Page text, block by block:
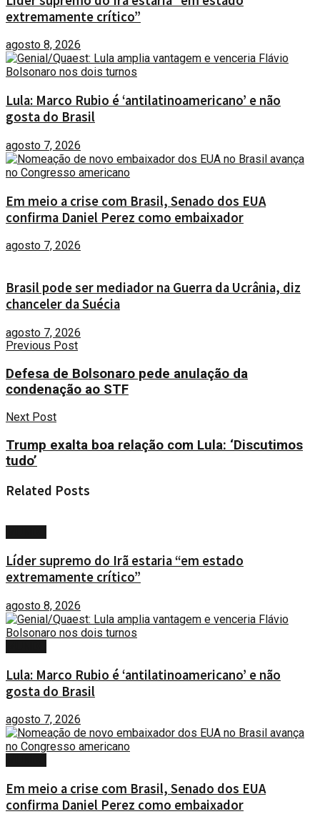
extremamente crítico”
agosto 8, 2026
Lula: Marco Rubio é ‘antilatinoamericano’ e não
gosta do Brasil
agosto 7, 2026
Em meio a crise com Brasil, Senado dos EUA
confirma Daniel Perez como embaixador
agosto 7, 2026
Brasil pode ser mediador na Guerra da Ucrânia, diz
chanceler da Suécia
agosto 7, 2026
Previous Post
Defesa de Bolsonaro pede anulação da
condenação ao STF
Next Post
Trump exalta boa relação com Lula: ‘Discutimos
tudo’
Related Posts
Líder supremo do Irã estaria “em estado
extremamente crítico”
agosto 8, 2026
Lula: Marco Rubio é ‘antilatinoamericano’ e não
gosta do Brasil
agosto 7, 2026
Em meio a crise com Brasil, Senado dos EUA
confirma Daniel Perez como embaixador